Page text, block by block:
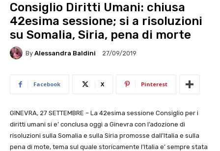
Consiglio Diritti Umani: chiusa
42esima sessione; si a risoluzioni
su Somalia, Siria, pena di morte
By Alessandra Baldini 27/09/2019
Facebook X Pinterest
GINEVRA, 27 SETTEMBRE – La 42esima sessione Consiglio per i
diritti umani si e’ conclusa oggi a Ginevra con l’adozione di
risoluzioni sulla Somalia e sulla Siria promosse dall’Italia e sulla
pena di mote, tema sul quale storicamente l’Italia e’ sempre stata